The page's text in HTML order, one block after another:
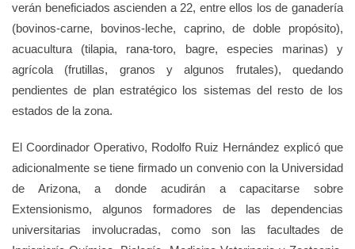
verán beneficiados ascienden a 22, entre ellos los de ganadería
(bovinos-carne, bovinos-leche, caprino, de doble propósito),
acuacultura (tilapia, rana-toro, bagre, especies marinas) y
agrícola (frutillas, granos y algunos frutales), quedando
pendientes de plan estratégico los sistemas del resto de los
estados de la zona.
El Coordinador Operativo, Rodolfo Ruiz Hernández explicó que
adicionalmente se tiene firmado un convenio con la Universidad
de Arizona, a donde acudirán a capacitarse sobre
Extensionismo, algunos formadores de las dependencias
universitarias involucradas, como son las facultades de